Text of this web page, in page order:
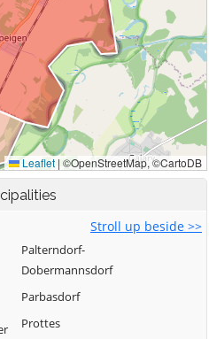
Stroll up beside >>
Palterndorf-
Dobermannsdorf
Parbasdorf
Prottes